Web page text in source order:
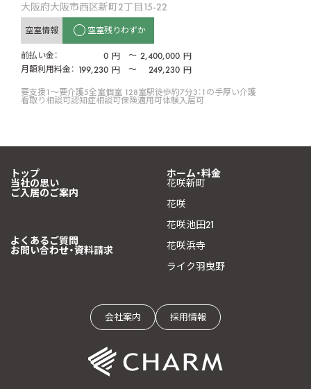
大阪府大阪市西区新町2丁目15-22
空室情報 空室残りわずか
前払い金： 0 円 〜 2,400,000 円
月額利用料金： 199,230 円 〜 249,230 円
要支援1〜要介護5全室個室 128室駅徒歩約7分3：1の手厚い介護
看取り相談可認知症相談可保険適用可体験入居可
トップ
当社の思い
ご入居のご案内
ホーム・料金
花咲新町
花咲
花咲池田21
花咲浜寺
ライク羽曳野
よくあるご質問
お問い合わせ・資料請求
会社案内 採用情報